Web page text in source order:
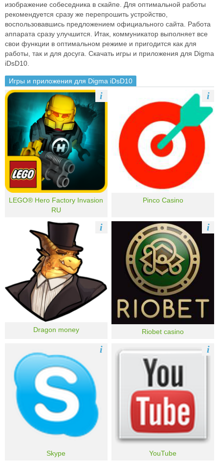
изображение собеседника в скайпе. Для оптимальной работы
рекомендуется сразу же перепрошить устройство,
воспользовавшись предложением официального сайта. Работа
аппарата сразу улучшится. Итак, коммуникатор выполняет все
свои функции в оптимальном режиме и пригодится как для
работы, так и для досуга. Скачать игры и приложения для Digma
iDsD10.
Игры и приложения для Digma iDsD10
LEGO® Hero Factory Invasion
RU
i
Pinco Casino
i
Dragon money
i
Riobet casino
i
Skype
i
YouTube
i